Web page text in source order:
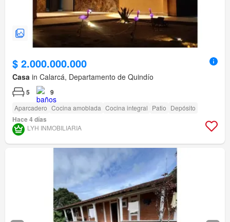
$ 2.000.000.000
Casa in Calarcá, Departamento de Quindío
5 9
Aparcadero Cocina amoblada Cocina integral Patio Depósito
Hace 4 días
LYH INMOBILIARIA